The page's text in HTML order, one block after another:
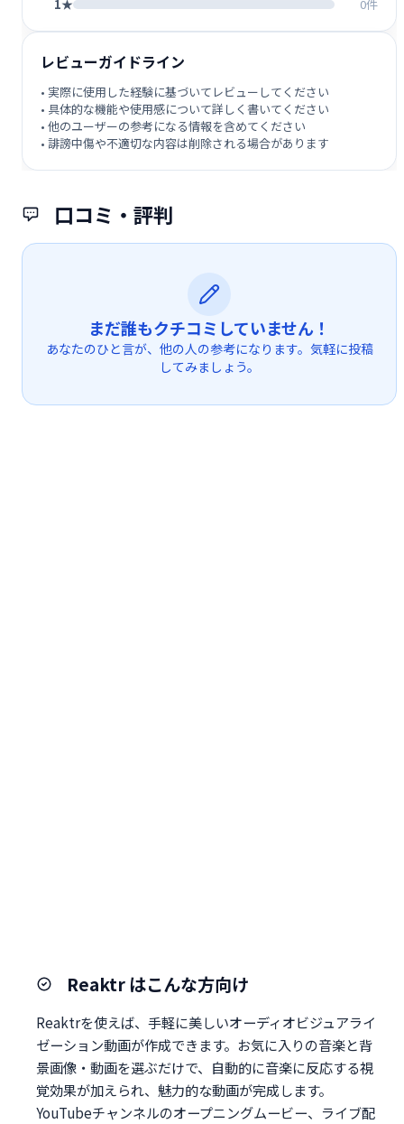
口コミ・評判
まだ誰もクチコミしていません！
あなたのひと言が、他の人の参考になります。気軽に投稿
してみましょう。
1★
0件
レビューガイドライン
• 実際に使用した経験に基づいてレビューしてください
• 具体的な機能や使用感について詳しく書いてください
• 他のユーザーの参考になる情報を含めてください
• 誹謗中傷や不適切な内容は削除される場合があります
Reaktr はこんな方向け
Reaktrを使えば、手軽に美しいオーディオビジュアライ
ゼーション動画が作成できます。お気に入りの音楽と背
景画像・動画を選ぶだけで、自動的に音楽に反応する視
覚効果が加えられ、魅力的な動画が完成します。
YouTubeチャンネルのオープニングムービー、ライブ配